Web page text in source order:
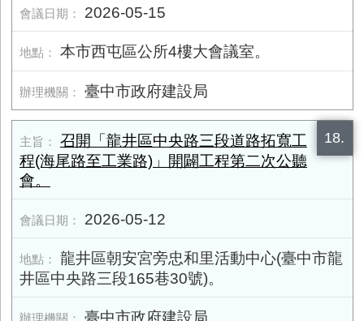
2026-05-15
本市西屯區公所4樓大會議室。
臺中市政府建設局
18.
召開「龍井區中央路三段道路拓寬工
程(海尾路至工業路)」開闢工程第二次公聽
會。
2026-05-12
龍井區朝安宮旁忠和里活動中心(臺中市龍
井區中央路三段165巷30號)。
臺中市政府建設局